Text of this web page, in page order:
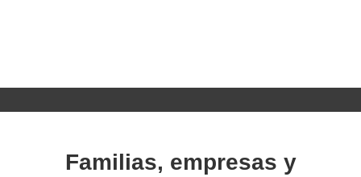
Familias, empresas y